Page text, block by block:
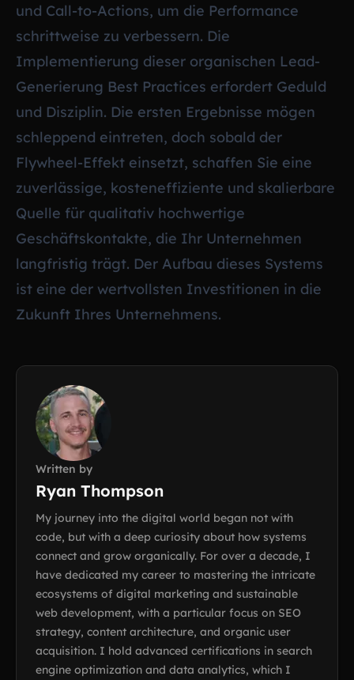
und Call-to-Actions, um die Performance
schrittweise zu verbessern. Die
Implementierung dieser organischen Lead-
Generierung Best Practices erfordert Geduld
und Disziplin. Die ersten Ergebnisse mögen
schleppend eintreten, doch sobald der
Flywheel-Effekt einsetzt, schaffen Sie eine
zuverlässige, kosteneffiziente und skalierbare
Quelle für qualitativ hochwertige
Geschäftskontakte, die Ihr Unternehmen
langfristig trägt. Der Aufbau dieses Systems
ist eine der wertvollsten Investitionen in die
Zukunft Ihres Unternehmens.
Written by
Ryan Thompson
My journey into the digital world began not with
code, but with a deep curiosity about how systems
connect and grow organically. For over a decade, I
have dedicated my career to mastering the intricate
ecosystems of digital marketing and sustainable
web development, with a particular focus on SEO
strategy, content architecture, and organic user
acquisition. I hold advanced certifications in search
engine optimization and data analytics, which I